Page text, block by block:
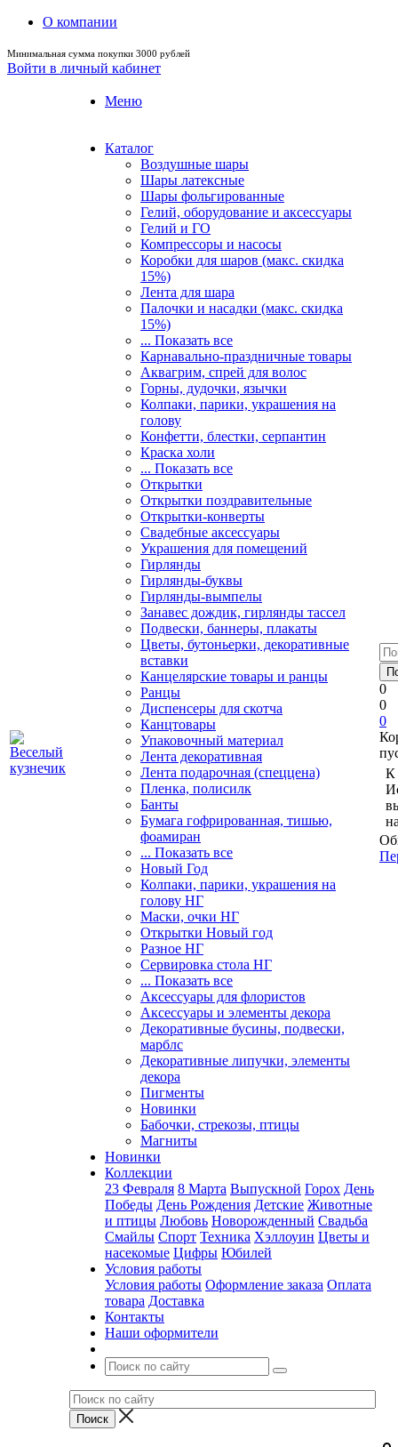
О компании
Минимальная сумма покупки 3000 рублей
Войти в личный кабинет
Меню
Каталог
Воздушные шары
Шары латексные
Шары фольгированные
Гелий, оборудование и аксессуары
Гелий и ГО
Компрессоры и насосы
Коробки для шаров (макс. скидка
15%)
Лента для шара
Палочки и насадки (макс. скидка
15%)
... Показать все
Карнавально-праздничные товары
Аквагрим, спрей для волос
Горны, дудочки, язычки
Колпаки, парики, украшения на
голову
Конфетти, блестки, серпантин
Краска холи
... Показать все
Открытки
Открытки поздравительные
Открытки-конверты
Свадебные аксессуары
Украшения для помещений
Гирлянды
Гирлянды-буквы
Гирлянды-вымпелы
Занавес дождик, гирлянды тассел
Подвески, баннеры, плакаты
Цветы, бутоньерки, декоративные
вставки
Канцелярские товары и ранцы
Ранцы
Диспенсеры для скотча
Канцтовары
Упаковочный материал
Лента декоративная
Лента подарочная (спеццена)
Пленка, полисилк
Банты
Бумага гофрированная, тишью,
фоамиран
... Показать все
Новый Год
Колпаки, парики, украшения на
голову НГ
Маски, очки НГ
Открытки Новый год
Разное НГ
Сервировка стола НГ
... Показать все
Аксессуары для флористов
Аксессуары и элементы декора
Декоративные бусины, подвески,
марблс
Декоративные липучки, элементы
декора
Пигменты
Новинки
Бабочки, стрекозы, птицы
Магниты
Новинки
Коллекции
23 Февраля 8 Марта Выпускной Горох День
Победы День Рождения Детские Животные
и птицы Любовь Новорожденный Свадьба
Смайлы Спорт Техника Хэллоуин Цветы и
насекомые Цифры Юбилей
Условия работы
Условия работы Оформление заказа Оплата
товара Доставка
Контакты
Наши оформители
0
0
0
К